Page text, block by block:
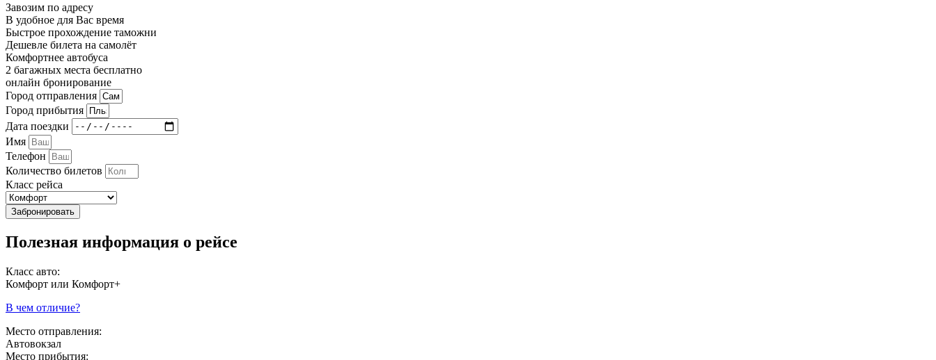
Завозим по адресу
В удобное для Вас время
Быстрое прохождение таможни
Дешевле билета на самолёт
Комфортнее автобуса
2 багажных места бесплатно
онлайн бронирование
Город отправления
Город прибытия
Дата поездки
Имя
Телефон
Количество билетов
Класс рейса
Забронировать
Полезная информация о рейсе
Класс авто:
Комфорт или Комфорт+
В чем отличие?
Место отправления:
Автовокзал
Место прибытия: